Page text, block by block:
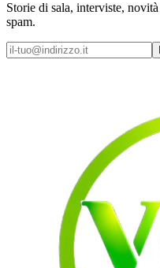
Storie di sala, interviste,
spam.